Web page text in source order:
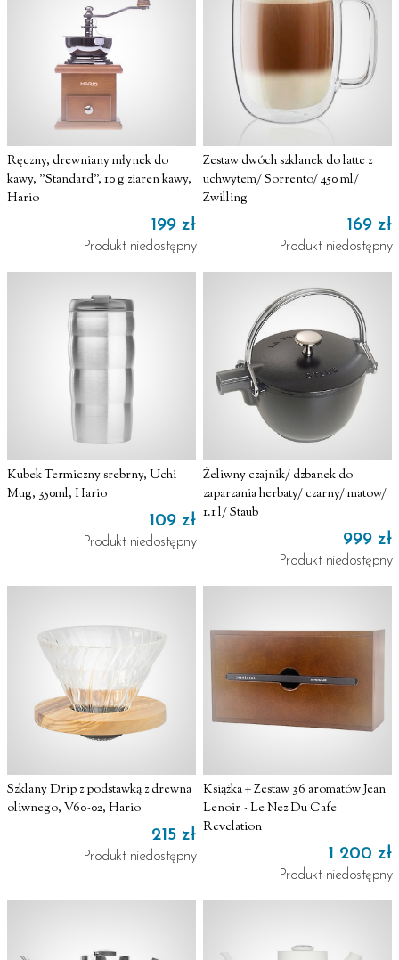
Ręczny, drewniany młynek do
kawy, "Standard", 10 g ziaren kawy,
Hario
199 zł
Produkt niedostępny
Zestaw dwóch szklanek do latte z
uchwytem/ Sorrento/ 450 ml/
Zwilling
169 zł
Produkt niedostępny
Kubek Termiczny srebrny, Uchi
Mug, 350ml, Hario
109 zł
Produkt niedostępny
Żeliwny czajnik/ dzbanek do
zaparzania herbaty/ czarny/ matow/
1.1 l/ Staub
999 zł
Produkt niedostępny
Szklany Drip z podstawką z drewna
oliwnego, V60-02, Hario
215 zł
Produkt niedostępny
Książka + Zestaw 36 aromatów Jean
Lenoir - Le Nez Du Cafe
Revelation
1 200 zł
Produkt niedostępny